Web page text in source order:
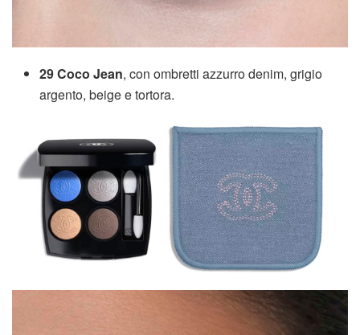
29 Coco Jean, con ombretti azzurro denim, grigio
argento, beige e tortora.